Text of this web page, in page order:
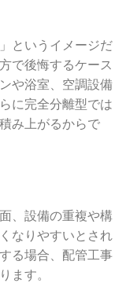
というイメージだ
で後悔するケース
や浴室、空調設備
に完全分離型では
み上がるからで
、設備の重複や構
なりやすいとされ
る場合、配管工事
ます。